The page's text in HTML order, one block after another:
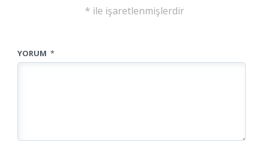
* ile işaretlenmişlerdir
YORUM *